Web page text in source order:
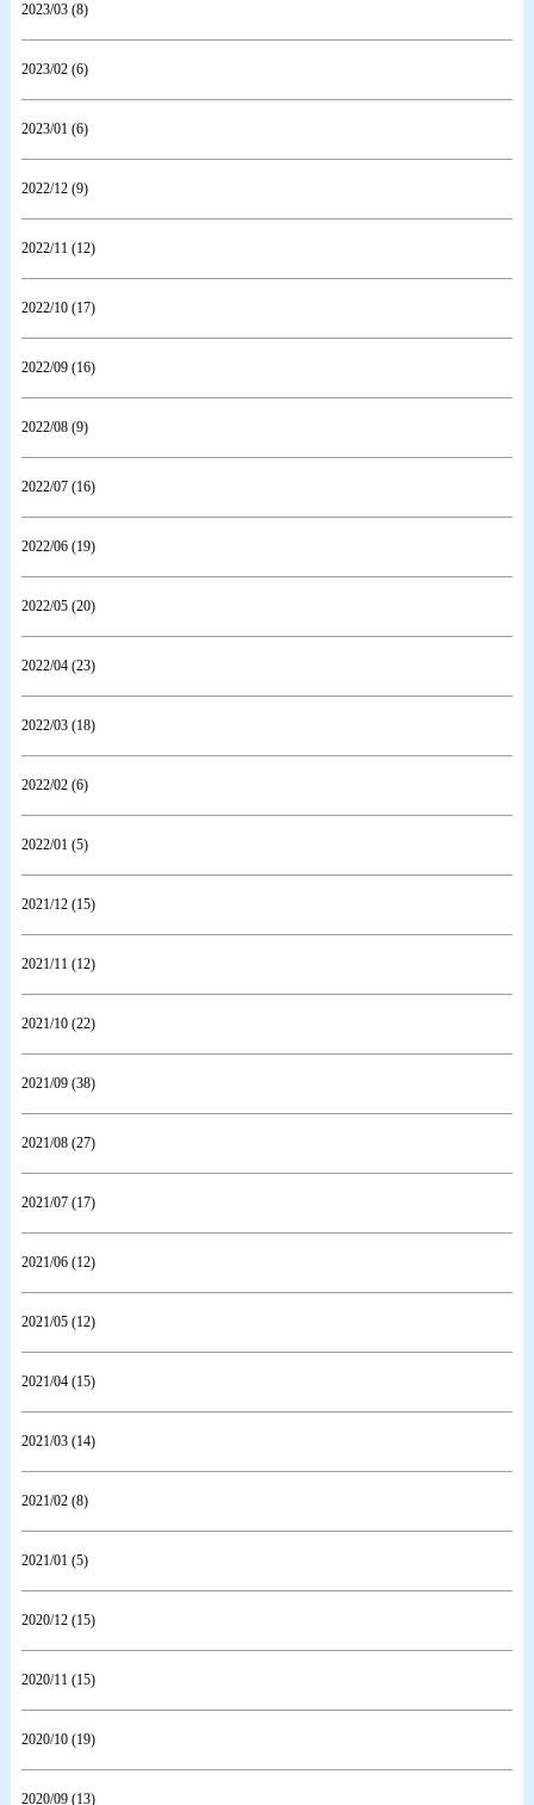
2023/03 (8)
2023/02 (6)
2023/01 (6)
2022/12 (9)
2022/11 (12)
2022/10 (17)
2022/09 (16)
2022/08 (9)
2022/07 (16)
2022/06 (19)
2022/05 (20)
2022/04 (23)
2022/03 (18)
2022/02 (6)
2022/01 (5)
2021/12 (15)
2021/11 (12)
2021/10 (22)
2021/09 (38)
2021/08 (27)
2021/07 (17)
2021/06 (12)
2021/05 (12)
2021/04 (15)
2021/03 (14)
2021/02 (8)
2021/01 (5)
2020/12 (15)
2020/11 (15)
2020/10 (19)
2020/09 (13)